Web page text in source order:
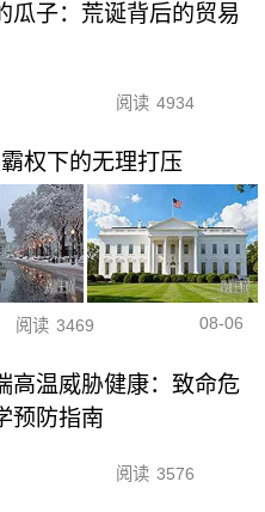
瓜子：荒诞背后的贸易
阅读 4934
权下的无理打压
阅读 3469 08-06
高温威胁健康：致命危
预防指南
阅读 3576